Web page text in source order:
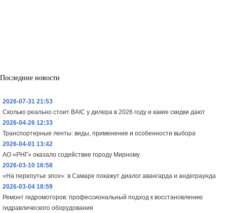
Последние новости
2026-07-31 21:53
Сколько реально стоит BAIC у дилера в 2026 году и какие скидки дают
2026-04-26 12:33
Транспортерные ленты: виды, применение и особенности выбора
2026-04-01 13:42
АО «РНГ» оказало содействие городу Мирному
2026-03-10 16:58
«На перепутье эпох»: в Самаре покажут диалог авангарда и андеграунда
2026-03-04 18:59
Ремонт гидромоторов: профессиональный подход к восстановлению
гидравлического оборудования